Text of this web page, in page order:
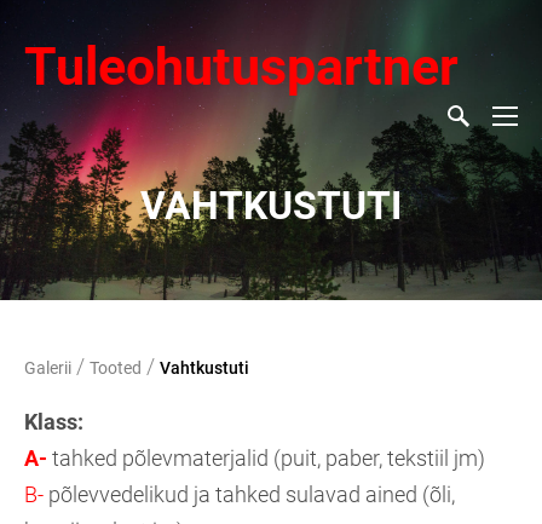
Tuleohutuspartner
VAHTKUSTUTI
Galerii / Tooted / Vahtkustuti
Klass:
A- tahked põlevmaterjalid (puit, paber, tekstiil jm)
B- põlevvedelikud ja tahked sulavad ained (õli,